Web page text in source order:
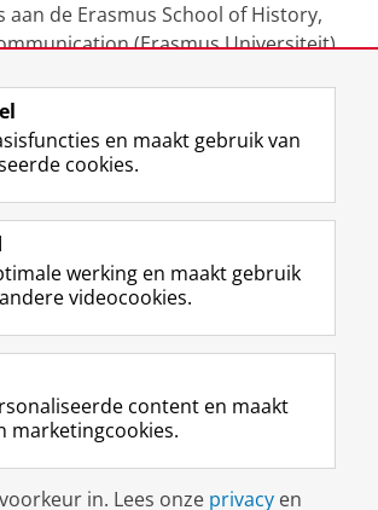
aan de Erasmus School of History,
(Erasmus Universiteit),
16 januari 2024 14:39
de RUG
F
a
e
b
o
p
a
i
n
L
i
k
e
I
-
p
g
i
R
S
-
f
e
R
k
s
I
n
t
r
m
c
c
Y
o
T
e
k
a
a
& Copyright
en maakt gebruik van
cookies.
werking en maakt gebruik
videocookies.
content en maakt
marketingcookies.
in. Lees onze privacy en